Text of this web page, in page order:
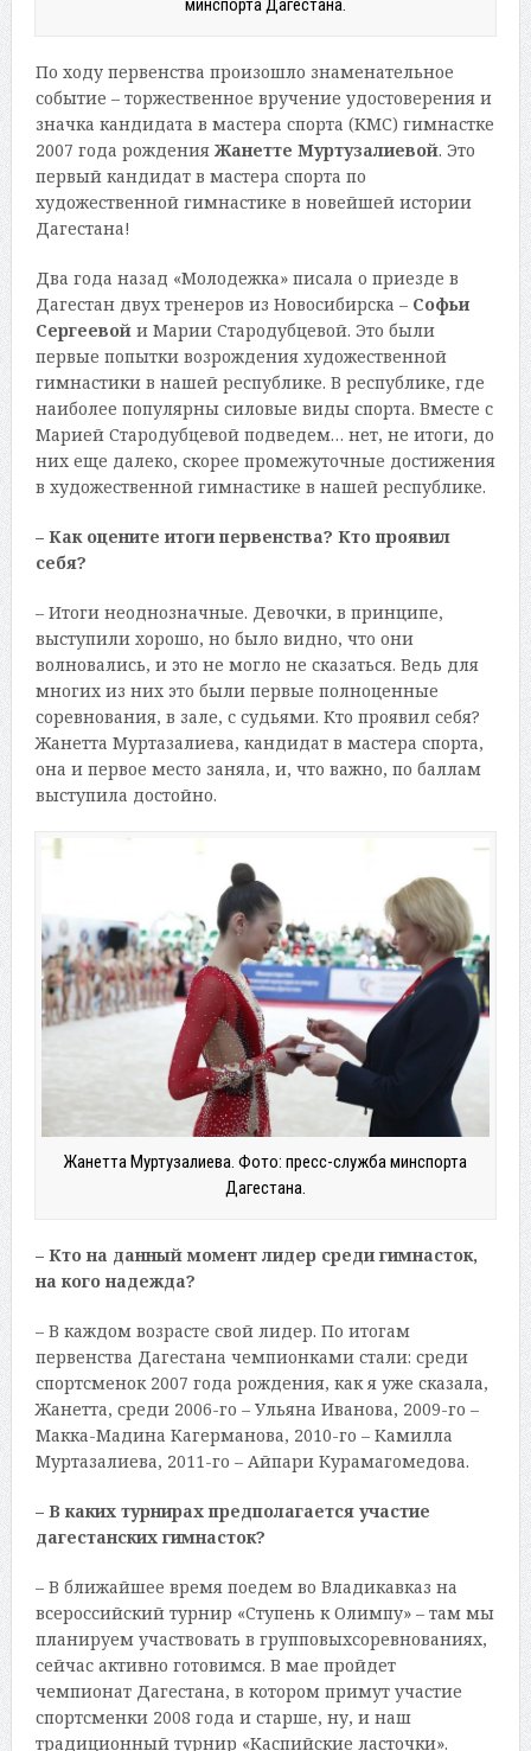
минспорта Дагестана.
По ходу первенства произошло знаменательное
событие – торжественное вручение удостоверения и
значка кандидата в мастера спорта (КМС) гимнастке
2007 года рождения Жанетте Муртузалиевой. Это
первый кандидат в мастера спорта по
художественной гимнастике в новейшей истории
Дагестана!
Два года назад «Молодежка» писала о приезде в
Дагестан двух тренеров из Новосибирска – Софьи
Сергеевойи Марии Стародубцевой. Это были
первые попытки возрождения художественной
гимнастики в нашей республике. В республике, где
наиболее популярны силовые виды спорта. Вместе с
Марией Стародубцевой подведем… нет, не итоги, до
них еще далеко, скорее промежуточные достижения
в художественной гимнастике в нашей республике.
– Как оцените итоги первенства? Кто проявил
себя?
– Итоги неоднозначные. Девочки, в принципе,
выступили хорошо, но было видно, что они
волновались, и это не могло не сказаться. Ведь для
многих из них это были первые полноценные
соревнования, в зале, с судьями. Кто проявил себя?
Жанетта Муртазалиева, кандидат в мастера спорта,
она и первое место заняла, и, что важно, по баллам
выступила достойно.
Жанетта Муртузалиева. Фото: пресс-служба минспорта
Дагестана.
– Кто на данный момент лидер среди гимнасток,
на кого надежда?
– В каждом возрасте свой лидер. По итогам
первенства Дагестана чемпионками стали: среди
спортсменок 2007 года рождения, как я уже сказала,
Жанетта, среди 2006-го – Ульяна Иванова, 2009-го –
Макка-Мадина Кагерманова, 2010-го – Камилла
Муртазалиева, 2011-го – Айпари Курамагомедова.
– В каких турнирах предполагается участие
дагестанских гимнасток?
– В ближайшее время поедем во Владикавказ на
всероссийский турнир «Ступень к Олимпу» – там мы
планируем участвовать в групповыхсоревнованиях,
сейчас активно готовимся. В мае пройдет
чемпионат Дагестана, в котором примут участие
спортсменки 2008 года и старше, ну, и наш
традиционный турнир «Каспийские ласточки».